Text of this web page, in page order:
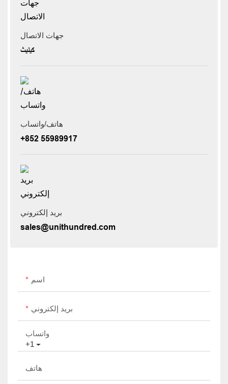
جهات الاتصال
كينيث
هاتف/واتساب
+852 55989917
بريد إلكتروني
sales@unithundred.com
اسم
بريد إلكتروني
+1
واتساب
هاتف